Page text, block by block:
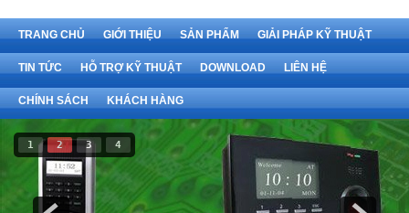
TRANG CHỦ GIỚI THIỆU SẢN PHẨM GIẢI PHÁP KỸ THUẬT
TIN TỨC HỖ TRỢ KỸ THUẬT DOWNLOAD LIÊN HỆ
CHÍNH SÁCH KHÁCH HÀNG
1 2 3 4